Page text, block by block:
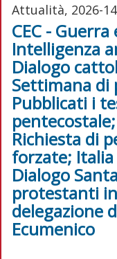
Attualità, 2026-14
CEC - Guerra
Intelligenza
Dialogo
Settimana di
Pubblicati i
Richiesta di
forzate;
Dialogo
protestanti in
delegazione
Ecumenico